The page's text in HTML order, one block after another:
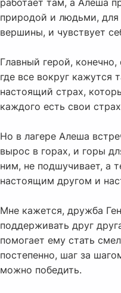
работает там, а Алеша
природой и людьми, для
вершины, и чувствует
Главный герой,
где все вокруг
настоящий страх,
каждого есть свои
Но в лагере Алеша
вырос в горах, и горы
ним, не подшучивает, а
настоящим другом и
Мне кажется, дружба
поддерживать друг
помогает ему стать
постепенно, шаг за
можно победить.